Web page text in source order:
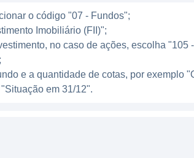
apta a gerenciar e
equipe que agrega conhecimento e
com os interesses dos
estabelece valores que
aos cotistas, com a
o código "07 - Fundos";
Imobiliário (FII)";
no caso de ações, escolha "105
e a quantidade de cotas, por exemplo
em 31/12".